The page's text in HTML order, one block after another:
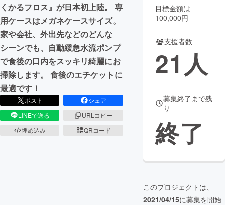
CAMPFIREふるさと納税machi-ya コミュニティ
くかるフロス』が日本初上陸。 専
用ケースはメガネケースサイズ。
家や会社、外出先などのどんな
シーンでも、自動緩急水流ポンプ
で食後の口内をスッキリ綺麗にお
掃除します。 食後のエチケットに
最適です！
ポスト
シェア
LINEで送る
URLコピー
埋め込み
QRコード
目標金額は
100,000円
支援者数
21 人
募集終了まで残
り
終了
このプロジェクトは、
2021/04/15に募集を開始